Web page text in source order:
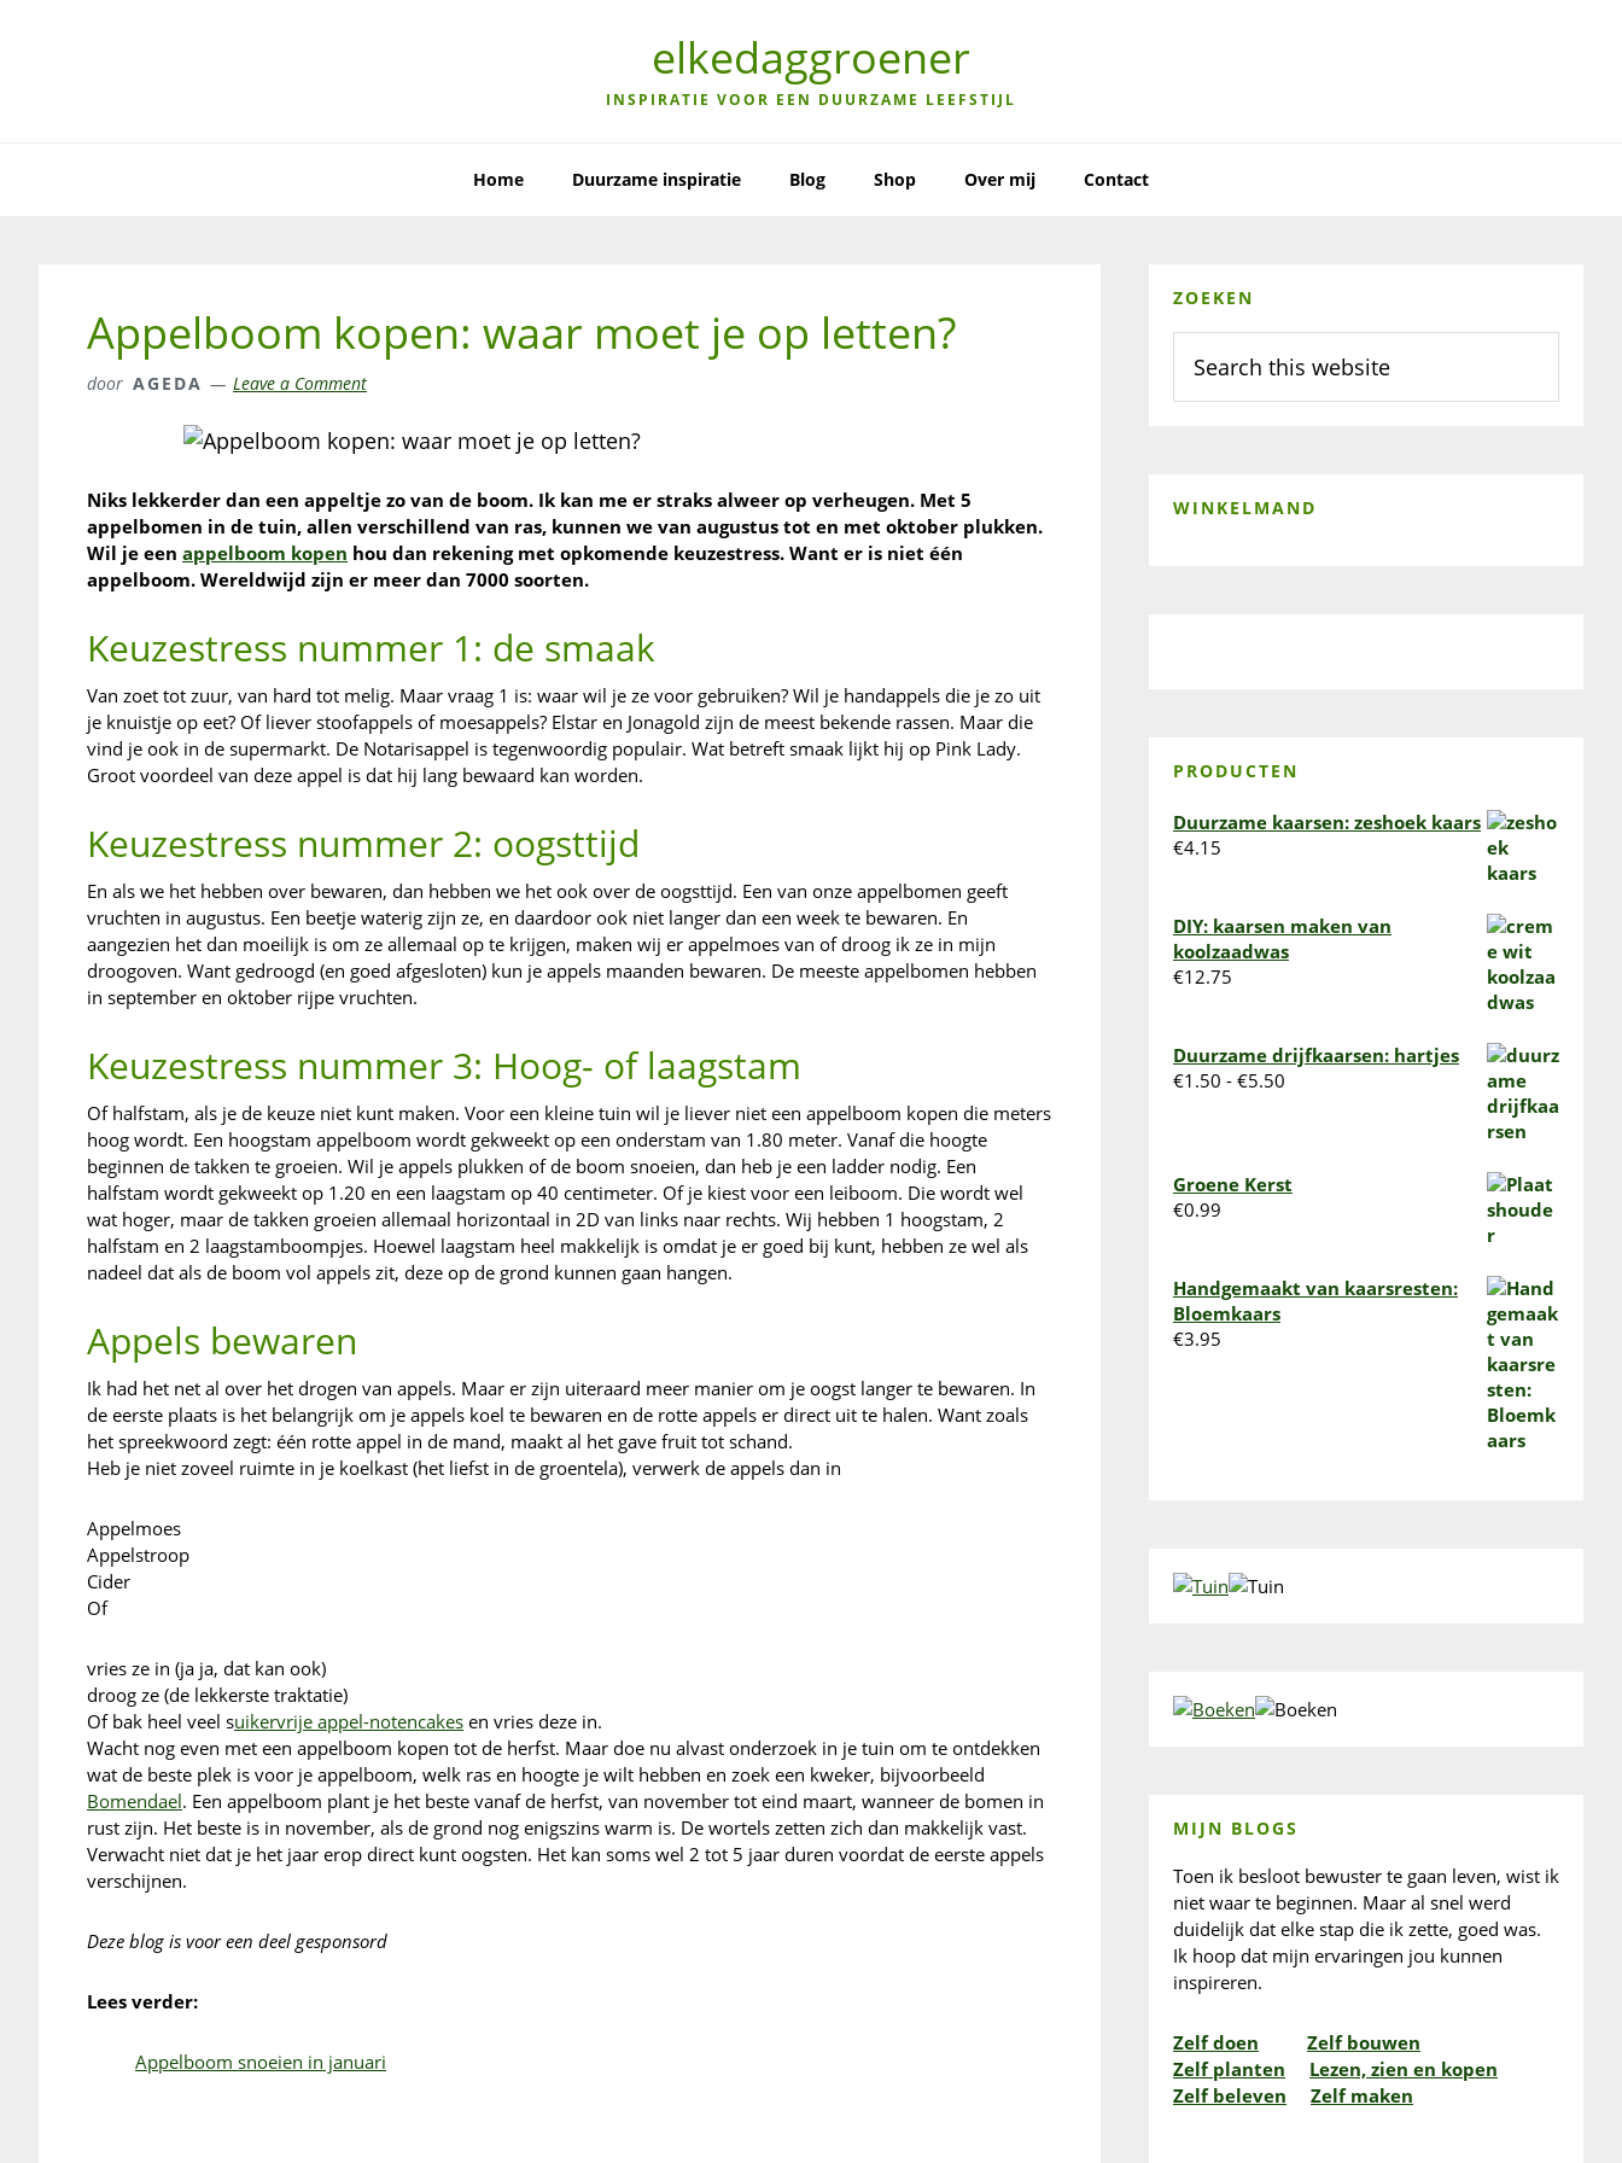
elkedaggroener
INSPIRATIE VOOR EEN DUURZAME LEEFSTIJL
Home Duurzame inspiratie Blog Shop Over mij Contact
Appelboom kopen: waar moet je op letten?
door AGEDA Leave a Comment
Niks lekkerder dan een appeltje zo van de boom. Ik kan me er straks alweer op verheugen. Met 5
appelbomen in de tuin, allen verschillend van ras, kunnen we van augustus tot en met oktober plukken.
Wil je een appelboom kopen hou dan rekening met opkomende keuzestress. Want er is niet één
appelboom. Wereldwijd zijn er meer dan 7000 soorten.
Keuzestress nummer 1: de smaak
Van zoet tot zuur, van hard tot melig. Maar vraag 1 is: waar wil je ze voor gebruiken? Wil je handappels die je zo uit
je knuistje op eet? Of liever stoofappels of moesappels? Elstar en Jonagold zijn de meest bekende rassen. Maar die
vind je ook in de supermarkt. De Notarisappel is tegenwoordig populair. Wat betreft smaak lijkt hij op Pink Lady.
Groot voordeel van deze appel is dat hij lang bewaard kan worden.
Keuzestress nummer 2: oogsttijd
En als we het hebben over bewaren, dan hebben we het ook over de oogsttijd. Een van onze appelbomen geeft
vruchten in augustus. Een beetje waterig zijn ze, en daardoor ook niet langer dan een week te bewaren. En
aangezien het dan moeilijk is om ze allemaal op te krijgen, maken wij er appelmoes van of droog ik ze in mijn
droogoven. Want gedroogd (en goed afgesloten) kun je appels maanden bewaren. De meeste appelbomen hebben
in september en oktober rijpe vruchten.
Keuzestress nummer 3: Hoog- of laagstam
Of halfstam, als je de keuze niet kunt maken. Voor een kleine tuin wil je liever niet een appelboom kopen die meters
hoog wordt. Een hoogstam appelboom wordt gekweekt op een onderstam van 1.80 meter. Vanaf die hoogte
beginnen de takken te groeien. Wil je appels plukken of de boom snoeien, dan heb je een ladder nodig. Een
halfstam wordt gekweekt op 1.20 en een laagstam op 40 centimeter. Of je kiest voor een leiboom. Die wordt wel
wat hoger, maar de takken groeien allemaal horizontaal in 2D van links naar rechts. Wij hebben 1 hoogstam, 2
halfstam en 2 laagstamboompjes. Hoewel laagstam heel makkelijk is omdat je er goed bij kunt, hebben ze wel als
nadeel dat als de boom vol appels zit, deze op de grond kunnen gaan hangen.
Appels bewaren
Ik had het net al over het drogen van appels. Maar er zijn uiteraard meer manier om je oogst langer te bewaren. In
de eerste plaats is het belangrijk om je appels koel te bewaren en de rotte appels er direct uit te halen. Want zoals
het spreekwoord zegt: één rotte appel in de mand, maakt al het gave fruit tot schand.
Heb je niet zoveel ruimte in je koelkast (het liefst in de groentela), verwerk de appels dan in
Appelmoes
Appelstroop
Cider
Of
vries ze in (ja ja, dat kan ook)
droog ze (de lekkerste traktatie)
Of bak heel veel suikervrije appel-notencakes en vries deze in.
Wacht nog even met een appelboom kopen tot de herfst. Maar doe nu alvast onderzoek in je tuin om te ontdekken
wat de beste plek is voor je appelboom, welk ras en hoogte je wilt hebben en zoek een kweker, bijvoorbeeld
Bomendael. Een appelboom plant je het beste vanaf de herfst, van november tot eind maart, wanneer de bomen in
rust zijn. Het beste is in november, als de grond nog enigszins warm is. De wortels zetten zich dan makkelijk vast.
Verwacht niet dat je het jaar erop direct kunt oogsten. Het kan soms wel 2 tot 5 jaar duren voordat de eerste appels
verschijnen.
Deze blog is voor een deel gesponsord
Lees verder:
Appelboom snoeien in januari
Primary
Sidebar
ZOEKEN
this
website
WINKELMAND
PRODUCTEN
Duurzame kaarsen: zeshoek kaars
€4.15
DIY: kaarsen maken van
koolzaadwas
€12.75
Duurzame drijfkaarsen: hartjes
€1.50 - €5.50
Groene Kerst
€0.99
Handgemaakt van kaarsresten:
Bloemkaars
€3.95
MIJN BLOGS
Toen ik besloot bewuster te gaan leven, wist ik
niet waar te beginnen. Maar al snel werd
duidelijk dat elke stap die ik zette, goed was.
Ik hoop dat mijn ervaringen jou kunnen
inspireren.
Zelf doen
Zelf bouwen
Zelf planten
Lezen, zien en kopen
Zelf beleven
Zelf maken